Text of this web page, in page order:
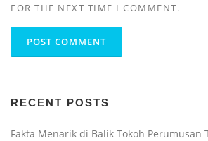
FOR THE NEXT TIME I COMMENT.
RECENT POSTS
Fakta Menarik di Balik Tokoh Perumusan